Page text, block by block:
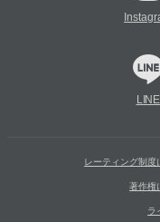
LINE
レーティング制度
著作権
ラ